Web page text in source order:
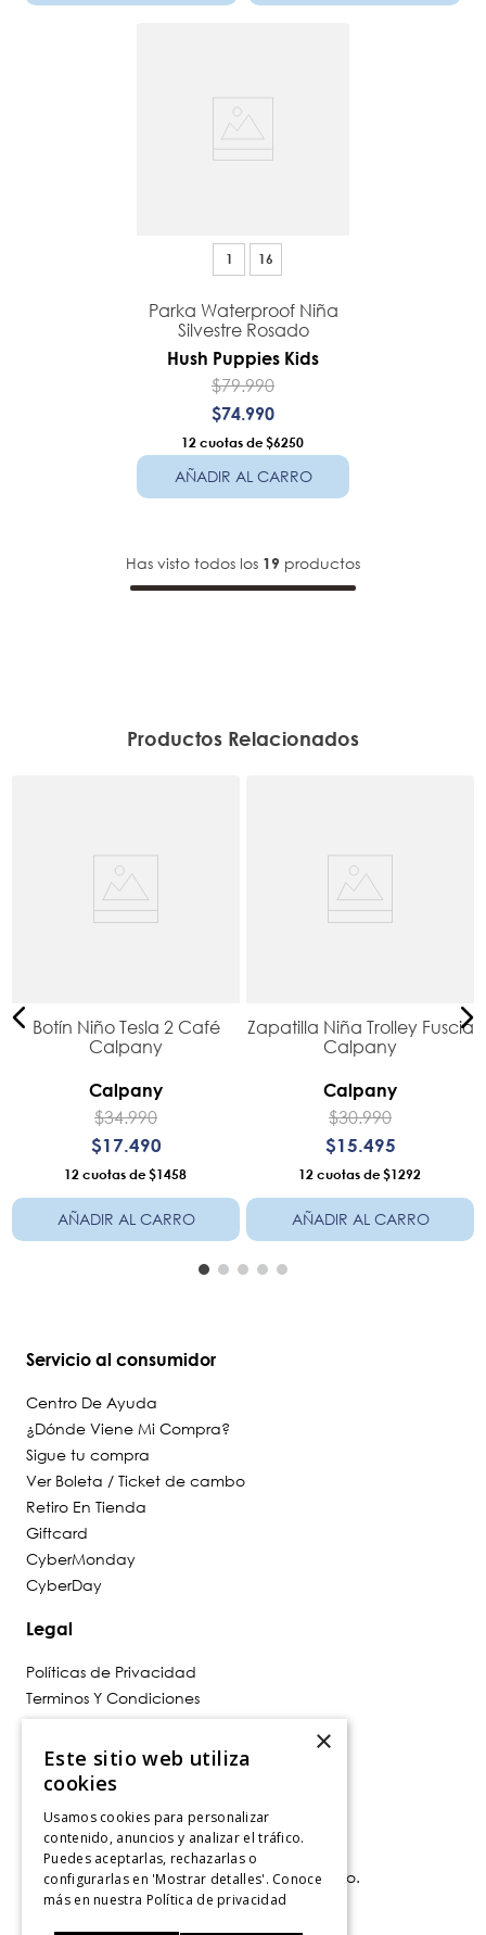
1 16
Parka Waterproof Niña
Silvestre Rosado
Hush Puppies Kids
$79.990
$74 990
12 $6250
AÑADIR AL CARRO
Has visto todos los 19 productos
Productos Relacionados
Botín Niño Tesla 2 Café
Calpany
Calpany
$34.990
$17.490
12 $1458
AÑADIR AL CARRO
Zapatilla Niña Trolley Fuscia
Calpany
Calpany
$30.990
$15.495
12 $1292
AÑADIR AL CARRO
Contáctanos
Av. Las Condes 11281, Las Condes, Santiago.
Santiago, Chile
Servicio al consumidor
Centro De Ayuda
¿Dónde Viene Mi Compra?
Sigue tu compra
Ver Boleta / Ticket de cambo
Retiro En Tienda
Giftcard
CyberMonday
CyberDay
Legal
Políticas de Privacidad
Terminos Y Condiciones
Políticas De Despacho
Cambios, Retracto Y Garantía
Política de Privacidad de Marketing
×
Este sitio web utiliza
cookies
Usamos cookies para personalizar
contenido, anuncios y analizar el tráfico.
Puedes aceptarlas, rechazarlas o
configurarlas en 'Mostrar detalles'. Conoce
más en nuestra Política de privacidad